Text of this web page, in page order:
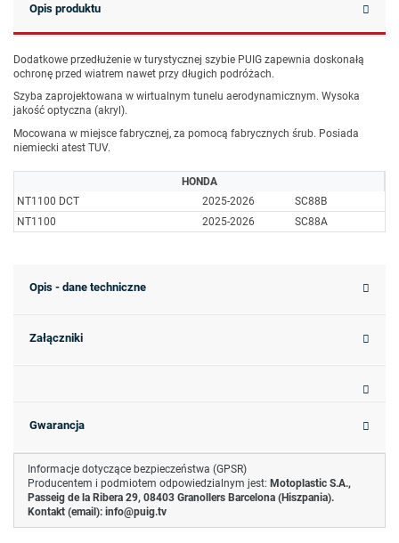
Opis produktu
Dodatkowe przedłużenie w turystycznej szybie PUIG zapewnia doskonałą
ochronę przed wiatrem nawet przy długich podróżach.
Szyba zaprojektowana w wirtualnym tunelu aerodynamicznym. Wysoka
jakość optyczna (akryl).
Mocowana w miejsce fabrycznej, za pomocą fabrycznych śrub. Posiada
niemiecki atest TUV.
HONDA
NT1100 DCT
2025-2026
SC88B
NT1100
2025-2026 SC88A
Opis - dane techniczne
Załączniki
Gwarancja
Informacje dotyczące bezpieczeństwa (GPSR)
Producentem i podmiotem odpowiedzialnym jest: Motoplastic S.A.,
Passeig de la Ribera 29, 08403 Granollers Barcelona (Hiszpania).
Kontakt (email): info@puig.tv